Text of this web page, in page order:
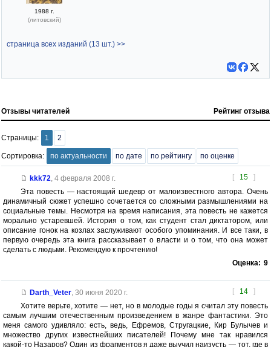
1988 г.
(литовский)
страница всех изданий (13 шт.) >>
Отзывы читателей Рейтинг отзыва
Страницы: 1 2
Сортировка: по актуальности по дате по рейтингу по оценке
[ 15 ]
kkk72, 4 февраля 2008 г.
Эта повесть — настоящий шедевр от малоизвестного автора. Очень
динамичный сюжет успешно сочетается со сложными размышлениями на
социальные темы. Несмотря на время написания, эта повесть не кажется
морально устаревшей. История о том, как студент стал диктатором, или
описание гонок на козлах заслуживают особого упоминания. И все таки, в
первую очередь эта книга рассказывает о власти и о том, что она может
сделать с людьми. Рекомендую к прочтению!
Оценка: 9
[ 14 ]
Darth_Veter, 30 июня 2020 г.
Хотите верьте, хотите — нет, но в молодые годы я считал эту повесть
самым лучшим отечественным произведением в жанре фантастики. Это
меня самого удивляло: есть, ведь, Ефремов, Стругацкие, Кир Булычев и
множество других известнейших писателей! Почему мне так нравился
какой-то Назаров? Один из фрагментов я даже выучил наизусть — тот, где в